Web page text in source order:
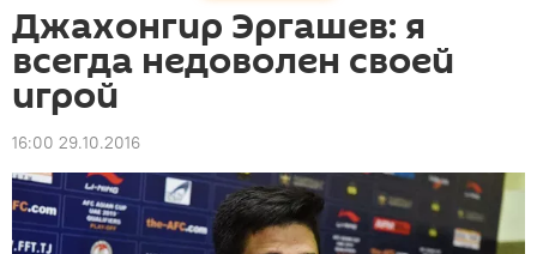
Джахонгир Эргашев: я
всегда недоволен своей
игрой
16:00 29.10.2016